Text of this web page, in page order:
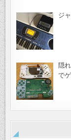
ジ
隠
でゲ